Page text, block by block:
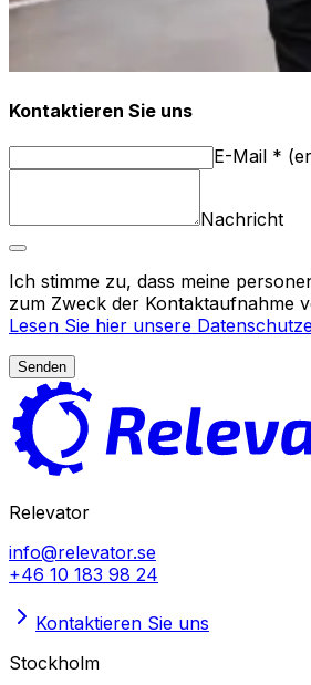
Kontaktieren Sie uns
E-Mail * (
Nachricht
Ich stimme zu, dass meine
zum Zweck der Kontaktaufnahme
Lesen Sie hier unsere
Senden
Relevator
info@relevator.se
+46 10 183 98 24
Kontaktieren Sie uns
Stockholm